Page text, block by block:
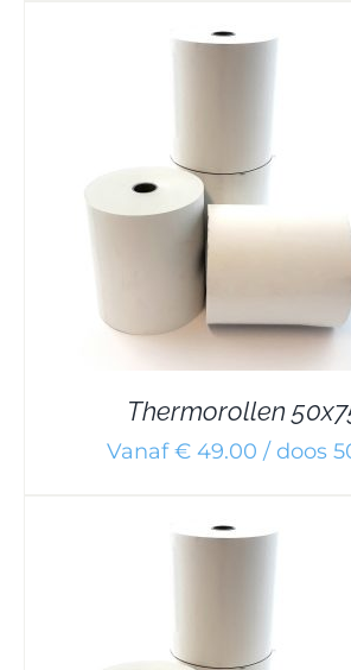
Thermorollen
Vanaf € 49.00 / doos